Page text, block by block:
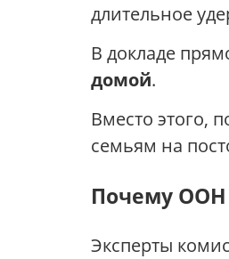
длительное
В докладе
домой.
Вместо этого,
семьям на
Почему ООН
Эксперты